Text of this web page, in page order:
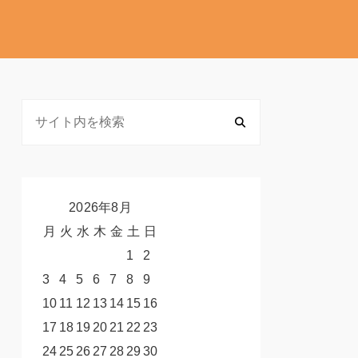
2026年8月
月 火 水 木 金 土 日
1
2
3
4 5 6 7 8
9
10 11 12 13 14 15 16
17 18 19 20 21 22 23
24 25 26 27 28 2930